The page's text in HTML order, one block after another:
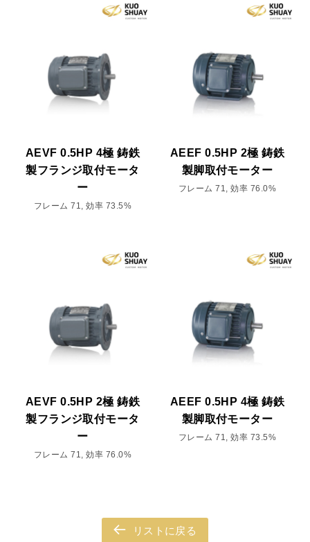
AEVF 0.5HP 4極 鋳鉄
製フランジ取付モータ
ー
フレーム 71, 効率 73.5%
AEEF 0.5HP 2極 鋳鉄
製脚取付モーター
フレーム 71, 効率 76.0%
AEVF 0.5HP 2極 鋳鉄
製フランジ取付モータ
ー
フレーム 71, 効率 76.0%
AEEF 0.5HP 4極 鋳鉄
製脚取付モーター
フレーム 71, 効率 73.5%
リストに戻る